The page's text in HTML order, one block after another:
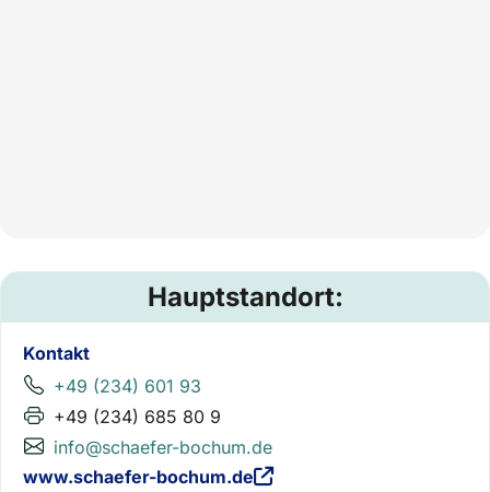
Hauptstandort:
Kontakt
+49 (234) 601 93
+49 (234) 685 80 9
info@schaefer-bochum.de
www.schaefer-bochum.de